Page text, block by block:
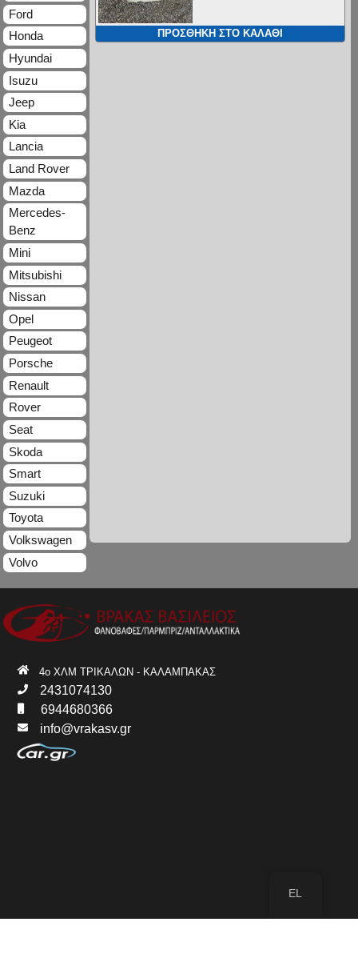
ΠΡΟΣΘΉΚΗ ΣΤΟ ΚΑΛΆΘΙ
Ford
Honda
Hyundai
Isuzu
Jeep
Kia
Lancia
Land Rover
Mazda
Mercedes-
Benz
Mini
Mitsubishi
Nissan
Opel
Peugeot
Porsche
Renault
Rover
Seat
Skoda
Smart
Suzuki
Toyota
Volkswagen
Volvo
4ο ΧΛΜ ΤΡΙΚΑΛΩΝ - ΚΑΛΑΜΠΑΚΑΣ
2431074130
6944680366
info@vrakasv.gr
EL